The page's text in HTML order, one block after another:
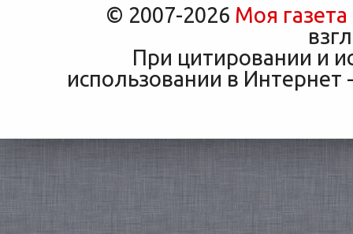
© 2007-2026 Моя газета
При цитировании и
использовании в Интернет